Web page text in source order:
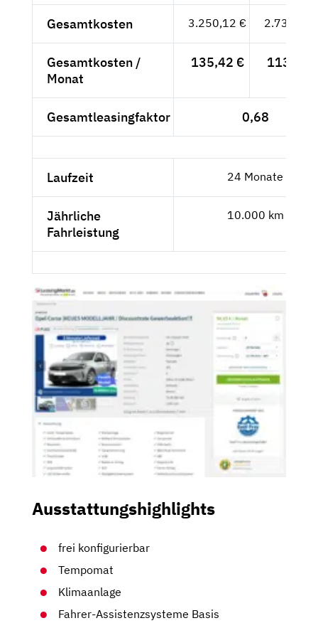
Gesamtkosten 3.250,12 € 2.731,19
Gesamtkosten /
Monat
135,42 € 113,80
Gesamtleasingfaktor 0,68
Laufzeit 24 Monate
Jährliche
Fahrleistung
10.000 km
Ausstattungshighlights
frei konfigurierbar
Tempomat
Klimaanlage
Fahrer-Assistenzsysteme Basis